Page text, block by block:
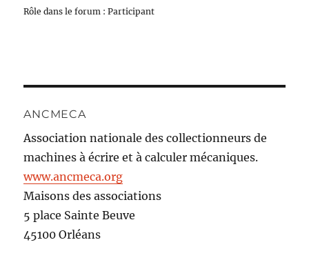
Rôle dans le forum : Participant
ANCMECA
Association nationale des collectionneurs de
machines à écrire et à calculer mécaniques.
www.ancmeca.org
Maisons des associations
5 place Sainte Beuve
45100 Orléans